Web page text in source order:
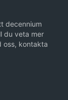
decennium
du veta mer
oss, kontakta